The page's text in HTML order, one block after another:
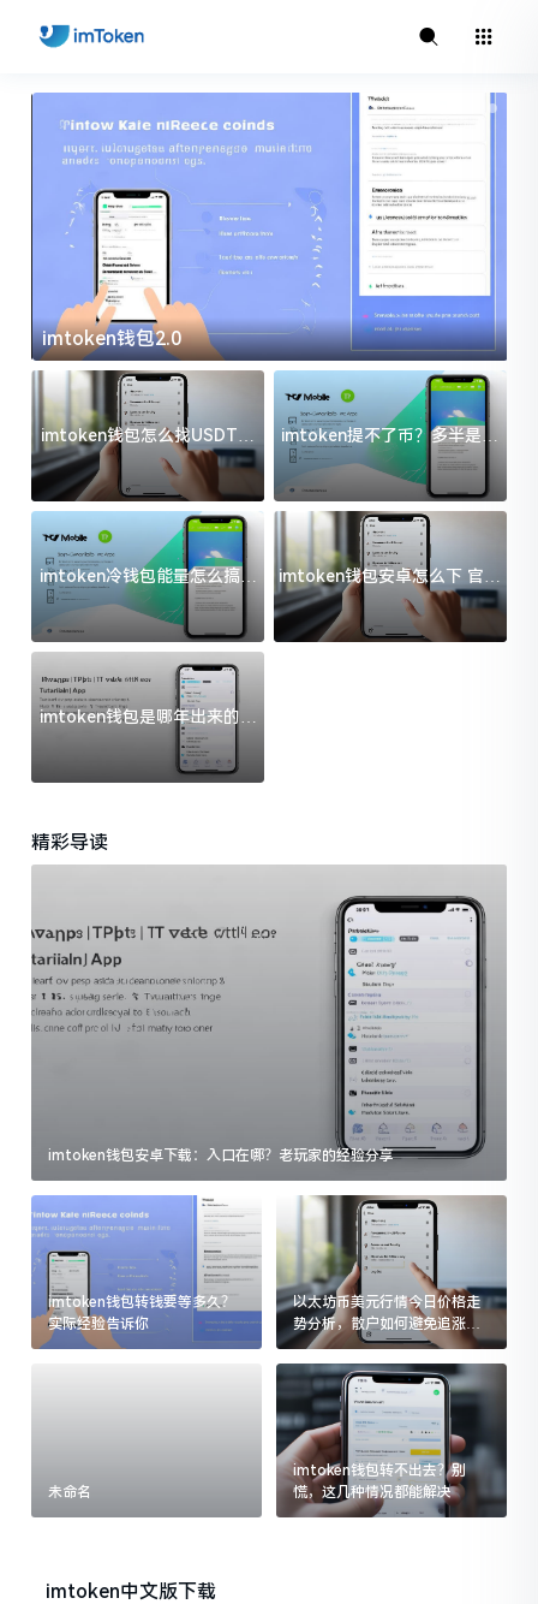
imtoken钱包2.0
imtoken钱包怎么找USDT地
址？三步搞定不踩坑
imtoken提不了币？多半是这
几件事没处理好
imtoken冷钱包能量怎么搞？
过来人告诉你门道
imtoken钱包安卓怎么下 官方
渠道避坑指南
imtoken钱包是哪年出来的？
一文给你说清楚
精彩导读
imtoken钱包安卓下载：入口在哪？老玩家的经验分享
imtoken钱包转钱要等多久？
实际经验告诉你
以太坊币美元行情今日价格走
势分析，散户如何避免追涨杀
跌被套牢
未命名
imtoken钱包转不出去？别
慌，这几种情况都能解决
imtoken中文版下载